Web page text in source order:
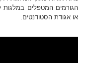
הגורמים המטפלים במלגות
או אגודת הסטודנטים.